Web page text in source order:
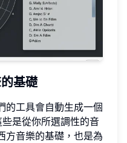
基礎
的工具會自動生成一個
是從你所選調性的音
方音樂的基礎，也是為